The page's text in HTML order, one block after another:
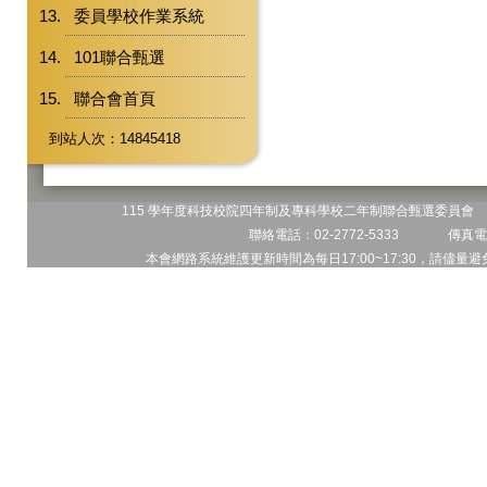
委員學校作業系統
101聯合甄選
聯合會首頁
到站人次：14845418
115 學年度科技校院四年制及專科學校二年制聯合甄選委員
聯絡電話：02-2772-5333 傳真
本會網路系統維護更新時間為每日17:00~17:30，請儘量